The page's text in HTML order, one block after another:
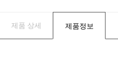
제품 상세 제품정보